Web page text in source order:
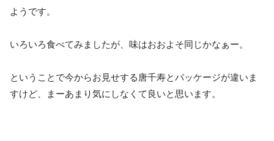
ようです。
いろいろ食べてみましたが、味はおおよそ同じかなぁー。
ということで今からお見せする唐千寿とパッケージが違いま
すけど、まーあまり気にしなくて良いと思います。